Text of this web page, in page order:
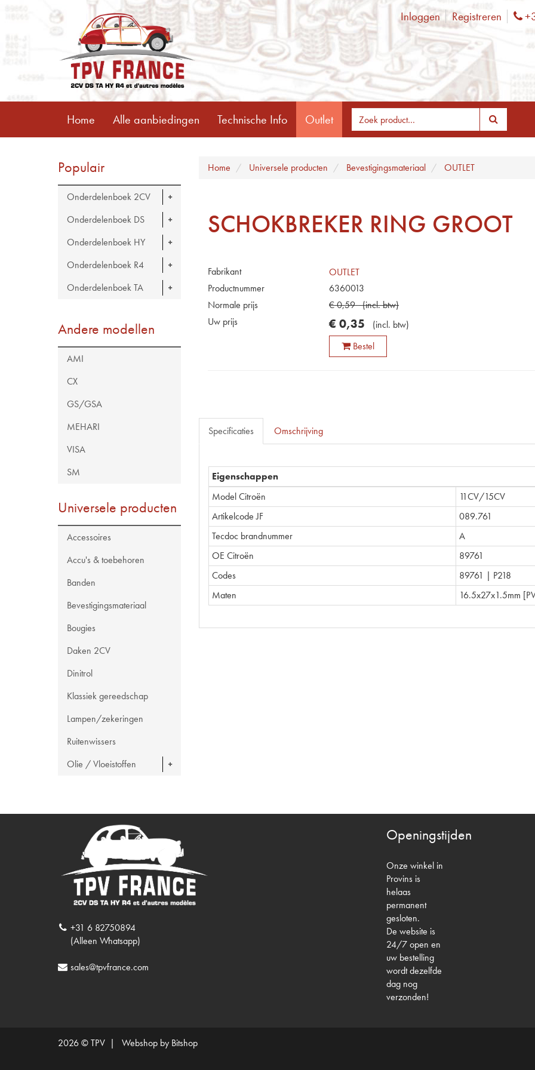
Inloggen Registreren
Home Alle aanbiedingen Technische Info Outlet
Populair
Onderdelenboek 2CV
Onderdelenboek DS
Onderdelenboek HY
Onderdelenboek R4
Onderdelenboek TA
Andere modellen
AMI
CX
GS/GSA
MEHARI
VISA
SM
Universele producten
Accessoires
Accu's & toebehoren
Banden
Bevestigingsmateriaal
Bougies
Daken 2CV
Dinitrol
Klassiek gereedschap
Lampen/zekeringen
Ruitenwissers
Olie / Vloeistoffen
Home Universele producten Bevestigingsmateriaal OUTLET
SCHOKBREKER RING GROOT
Fabrikant
OUTLET
Productnummer
6360013
Normale prijs
€0,59 (incl. btw)
Uw prijs
€ 0,35 (incl. btw)
Bestel
Specificaties Omschrijving
Eigenschappen
Model Citroën
11CV/15CV
Artikelcode JF
089.761
Tecdoc brandnummer
A
OE Citroën
89761
Codes
89761 | P218
Maten
16.5x27x1.5mm
+31 6 82750894
(Alleen Whatsapp)
sales@tpvfrance.com
Openingstijden
Onze winkel in
Provins is
helaas
permanent
gesloten.
De website is
24/7 open en
uw bestelling
wordt dezelfde
dag nog
verzonden!
2026 © TPV | Webshop by Bitshop